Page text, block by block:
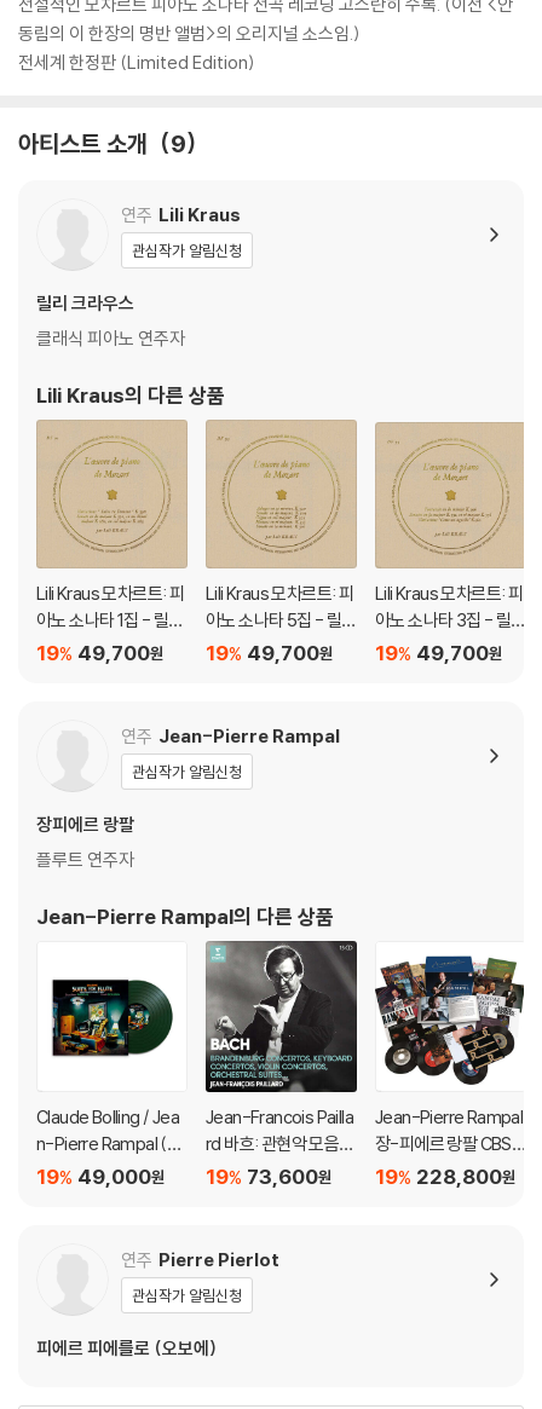
동림의 이 한장의 명반 앨범>의 오리지널 소스임.)
전세계 한정판 (Limited Edition)
아티스트 소개 9
연주 Lili Kraus
관심작가 알림신청
릴리 크라우스
클래식 피아노 연주자
Lili Kraus의 다른 상품
Lili Kraus 모차르트: 피
아노 소나타 1집 - 릴리
크라우스 (Mozart: C
49,700원
19%
Lili Kraus 모차르트: 피
아노 소나타 5집 - 릴리
크라우스 (Mozart: C
49,700원
19%
Lili Kraus 모차르트: 피
아노 소나타 3집 - 릴리
크라우스 (Mozart: C
49,700원
19%
연주 Jean-Pierre Rampal
관심작가 알림신청
장피에르 랑팔
플루트 연주자
Jean-Pierre Rampal의 다른 상품
Claude Bolling / Jea
n-Pierre Rampal (클
로드 볼링 / 장 피에르
모음곡 [그린 컬러 LP]
49,000원
19%
Jean-Francois Pailla
rd 바흐: 관현악 모음
곡, 협주곡 - 장-프랑스
ertos)
73,600원
19%
Jean-Pierre Rampal
장-피에르 랑팔 CBS,
RCA, 소니 클래식 녹음
228,800원
19%
연주 Pierre Pierlot
관심작가 알림신청
피에르 피에를로 (오보에)